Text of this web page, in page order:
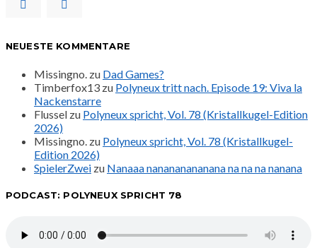
NEUESTE KOMMENTARE
Missingno. zu Dad Games?
Timberfox13 zu Polyneux tritt nach. Episode 19: Viva la
Nackenstarre
Flussel zu Polyneux spricht, Vol. 78 (Kristallkugel-Edition
2026)
Missingno. zu Polyneux spricht, Vol. 78 (Kristallkugel-
Edition 2026)
SpielerZwei zu Nanaaa nanananananana na na na nanana
PODCAST: POLYNEUX SPRICHT 78